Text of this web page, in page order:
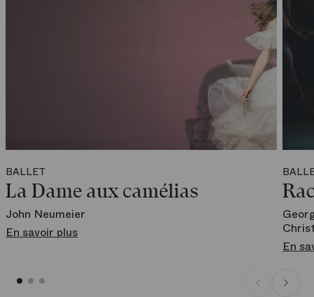
BALLET
La Dame aux camélias
John Neumeier
En savoir plus
En